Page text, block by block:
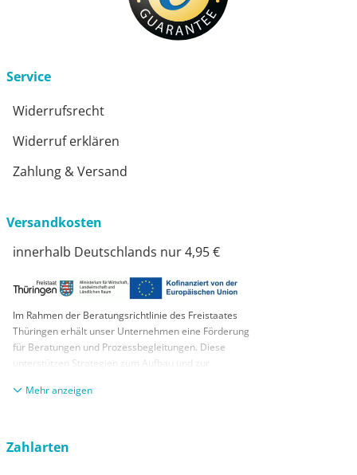
Service
Widerrufsrecht
Widerruf erklären
Zahlung & Versand
Versandkosten
innerhalb Deutschlands nur 4,95 €
Im Rahmen der Beratungsrichtlinie des Freistaates
Thüringen erhält unser Unternehmen eine Förderung
für Beratungen und Prozessbegleitungen. Diese
unterstützen Strategien zum Aufbau und zur
KMUs. Die daraus resultierenden Ergebnisse und
aus Mitteln des Europäischen Sozialfonds Plus und
anzeigen
Zahlarten